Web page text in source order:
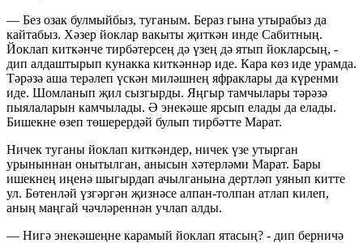
— Без озак булмыйбыз, туганым. Бераз гына утырабыз да
кайтабыз. Хәзер йоклар вакыты җиткән инде Сабитның.
Йоклап киткәнче тирбәтерсең дә үзең дә ятып йокларсың, -
дип алдаштырып кунакка киткәннәр иде. Кара көз иде урамда.
Тәрәзә аша терәлеп үскән миләшнең яфраклары да күренми
иде. Шомланып җил сызгырды. Яңгыр тамчылары тәрәзә
пыялаларын камчылады. Ә энекәше ярсып елады да елады.
Бишекне өзеп төшерердәй булып тирбәтте Марат.
Ничек туганы йоклап киткәндер, ничек үзе утырган
урыныннан онытылган, анысын хәтерләми Марат. Бары
ишекнең иңенә шыгырдап ачылганына дертләп уянып китте
ул. Бөтенләй үзгәргән җизнәсе алпан-толпан атлап килеп,
аның маңгай чәчләреннән учлап алды.
— Нигә энекәшеңне карамый йоклап ятасың? - дип берничә